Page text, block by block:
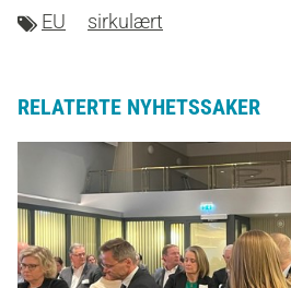
EU sirkulært
RELATERTE NYHETSSAKER